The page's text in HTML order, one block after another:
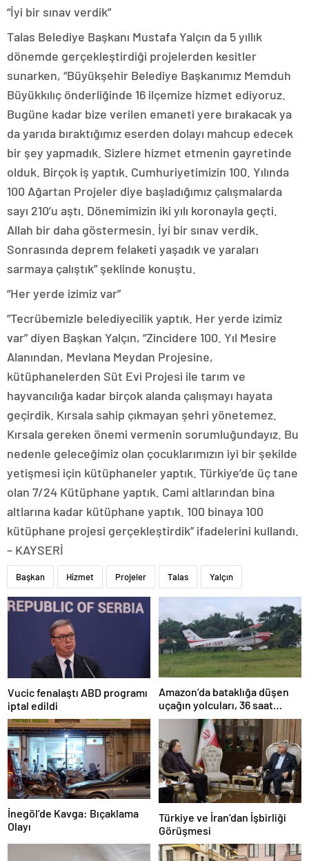
“İyi bir sınav verdik”
Talas Belediye Başkanı Mustafa Yalçın da 5 yıllık
dönemde gerçekleştirdiği projelerden kesitler
sunarken, “Büyükşehir Belediye Başkanımız Memduh
Büyükkılıç önderliğinde 16 ilçemize hizmet ediyoruz.
Bugüne kadar bize verilen emaneti yere bırakacak ya
da yarıda bıraktığımız eserden dolayı mahcup edecek
bir şey yapmadık. Sizlere hizmet etmenin gayretinde
olduk. Birçok iş yaptık. Cumhuriyetimizin 100. Yılında
100 Ağartan Projeler diye başladığımız çalışmalarda
sayı 210’u aştı. Dönemimizin iki yılı koronayla geçti.
Allah bir daha göstermesin. İyi bir sınav verdik.
Sonrasında deprem felaketi yaşadık ve yaraları
sarmaya çalıştık” şeklinde konuştu.
“Her yerde izimiz var”
“Tecrübemizle belediyecilik yaptık. Her yerde izimiz
var” diyen Başkan Yalçın, “Zincidere 100. Yıl Mesire
Alanından, Mevlana Meydan Projesine,
kütüphanelerden Süt Evi Projesi ile tarım ve
hayvancılığa kadar birçok alanda çalışmayı hayata
geçirdik. Kırsala sahip çıkmayan şehri yönetemez.
Kırsala gereken önemi vermenin sorumluğundayız. Bu
nedenle geleceğimiz olan çocuklarımızın iyi bir şekilde
yetişmesi için kütüphaneler yaptık. Türkiye’de üç tane
olan 7/24 Kütüphane yaptık. Cami altlarından bina
altlarına kadar kütüphane yaptık. 100 binaya 100
kütüphane projesi gerçekleştirdik” ifadelerini kullandı.
– KAYSERİ
Başkan Hizmet Projeler Talas Yalçın
Vucic fenalaştı ABD programı
iptal edildi
Amazon’da bataklığa düşen
uçağın yolcuları, 36 saat
kurtarılmayı bekledi
İnegöl’de Kavga: Bıçaklama
Olayı
Türkiye ve İran’dan İşbirliği
Görüşmesi